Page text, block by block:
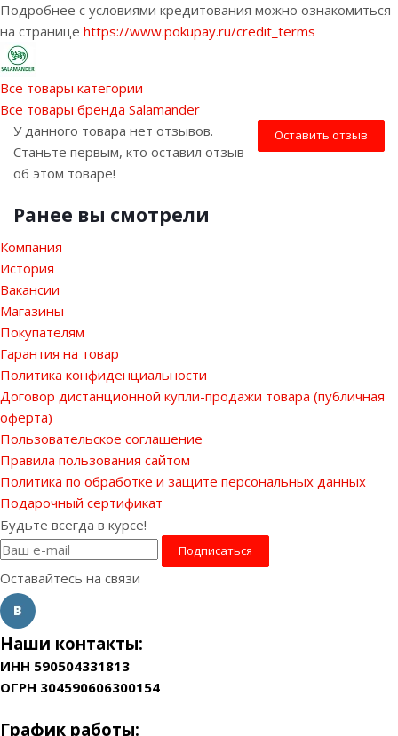
Подробнее с условиями кредитования можно ознакомиться
на странице https://www.pokupay.ru/credit_terms
Все товары категории
Все товары бренда Salamander
Оставить отзыв
У данного товара нет отзывов.
Станьте первым, кто оставил отзыв
об этом товаре!
Ранее вы смотрели
Компания
История
Вакансии
Магазины
Покупателям
Гарантия на товар
Политика конфиденциальности
Договор дистанционной купли-продажи товара (публичная
оферта)
Пользовательское соглашение
Правила пользования сайтом
Политика по обработке и защите персональных данных
Подарочный сертификат
Будьте всегда в курсе!
Оставайтесь на связи
Наши контакты:
ИНН 590504331813
ОГРН 304590606300154
График работы: